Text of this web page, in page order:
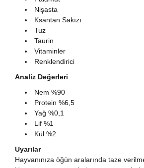
Nişasta
Ksantan Sakızı
Tuz
Taurin
Vitaminler
Renklendirici
Analiz Değerleri
Nem %90
Protein %6,5
Yağ %0,1
Lif %1
Kül %2
Uyarılar
Hayvanınıza öğün aralarında taze